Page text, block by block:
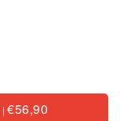
| €56,90